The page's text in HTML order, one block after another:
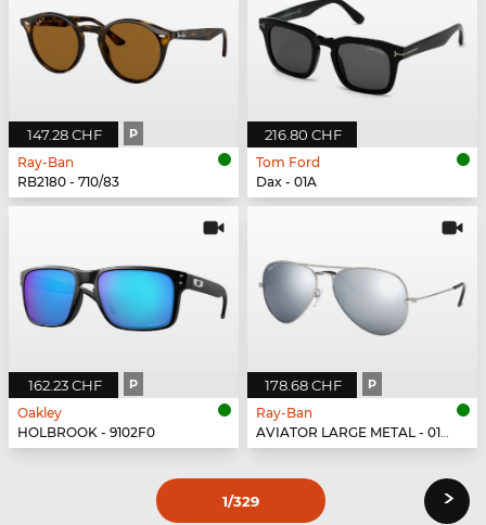
147.28 CHF P
Ray-Ban
RB2180 - 710/83
216.80 CHF
Tom Ford
Dax - 01A
162.23 CHF P
Oakley
HOLBROOK - 9102F0
178.68 CHF P
Ray-Ban
AVIATOR LARGE METAL - 019/W3
1/329 ›